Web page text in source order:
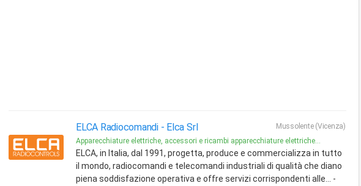
ELCA Radiocomandi - Elca Srl
Mussolente (Vicenza)
Apparecchiature elettriche, accessori e ricambi apparecchiature elettriche...
ELCA, in Italia, dal 1991, progetta, produce e commercializza in tutto
il mondo, radiocomandi e telecomandi industriali di qualità che diano
piena soddisfazione operativa e offre servizi corrispondenti alle... -